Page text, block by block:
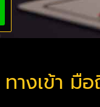
างเข้า มื